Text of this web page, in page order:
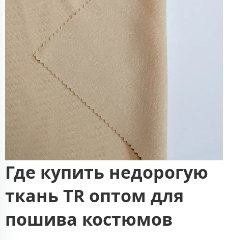
Где купить недорогую
ткань TR оптом для
пошива костюмов